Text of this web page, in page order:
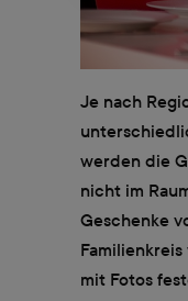
Je nach
werden die
nicht im
Geschenke
mit Fotos